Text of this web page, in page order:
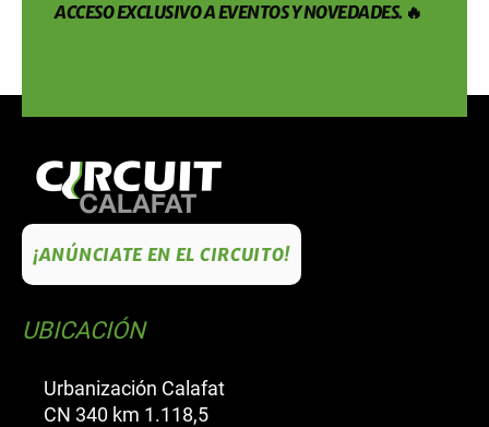
ACCESO EXCLUSIVO A EVENTOS Y NOVEDADES. 🔥
¡ANÚNCIATE EN EL CIRCUITO!
UBICACIÓN
Urbanización Calafat
CN 340 km 1.118,5